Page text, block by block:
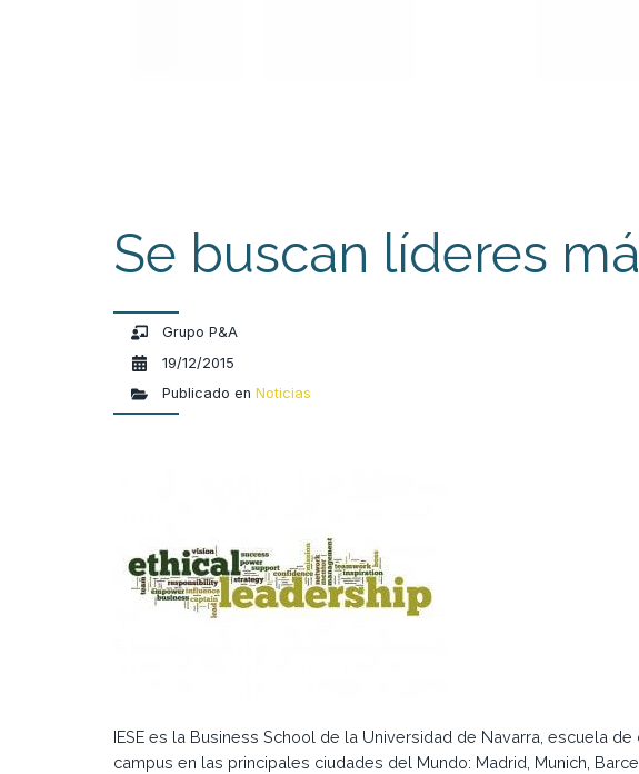
Se buscan líderes
Grupo P&A
19/12/2015
Publicado en Noticias
IESE es la Business School de la Universidad de Navarra, escuela
campus en las principales ciudades del Mundo: Madrid, Munich,